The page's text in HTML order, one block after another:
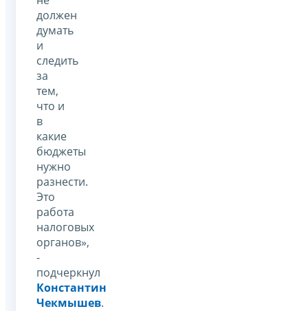
должен
думать
и
следить
за
тем,
что и
в
какие
бюджеты
нужно
разнести.
Это
работа
налоговых
органов»,
-
подчеркнул
Константин
Чекмышев.